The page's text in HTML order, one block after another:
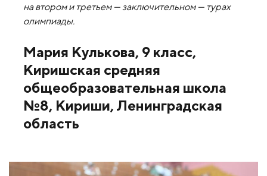
на втором и третьем — заключительном — турах
олимпиады.
Мария Кулькова, 9 класс,
Киришская средняя
общеобразовательная школа
№8, Кириши, Ленинградская
область